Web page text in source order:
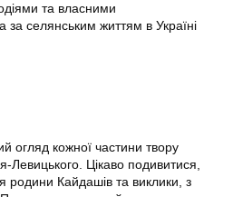
та власними
селянським життям в Україні
огляд кожної частини твору
Левицького. Цікаво подивитися,
родини Кайдашів та виклики, з